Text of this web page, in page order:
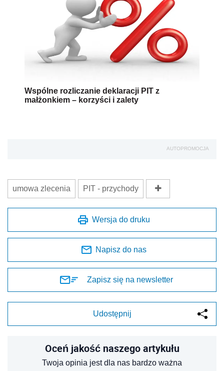
Wspólne rozliczanie deklaracji PIT z
małżonkiem – korzyści i zalety
AUTOPROMOCJA
umowa zlecenia PIT - przychody
Wersja do druku
Napisz do nas
Zapisz się na newsletter
Udostępnij
Oceń jakość naszego artykułu
Twoja opinia jest dla nas bardzo ważna